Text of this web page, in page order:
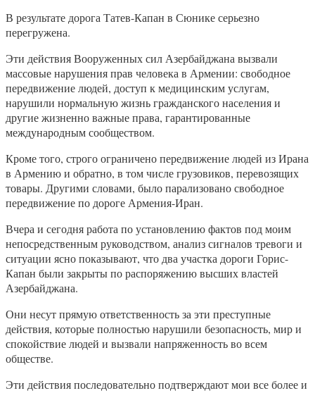
В результате дорога Татев-Капан в Сюнике серьезно
перегружена.
Эти действия Вооруженных сил Азербайджана вызвали
массовые нарушения прав человека в Армении: свободное
передвижение людей, доступ к медицинским услугам,
нарушили нормальную жизнь гражданского населения и
другие жизненно важные права, гарантированные
международным сообществом.
Кроме того, строго ограничено передвижение людей из Ирана
в Армению и обратно, в том числе грузовиков, перевозящих
товары. Другими словами, было парализовано свободное
передвижение по дороге Армения-Иран.
Вчера и сегодня работа по установлению фактов под моим
непосредственным руководством, анализ сигналов тревоги и
ситуации ясно показывают, что два участка дороги Горис-
Капан были закрыты по распоряжению высших властей
Азербайджана.
Они несут прямую ответственность за эти преступные
действия, которые полностью нарушили безопасность, мир и
спокойствие людей и вызвали напряженность во всем
обществе.
Эти действия последовательно подтверждают мои все более и